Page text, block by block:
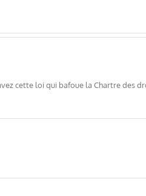
cette loi qui bafoue la Chartre des